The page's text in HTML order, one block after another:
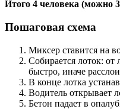
Итого 4 человека (можно
Пошаговая схема
Миксер ставится на
Собирается лоток:
быстро, иначе
В конце лотка
Водитель открывает
Бетон падает в